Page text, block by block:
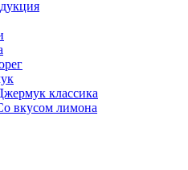
классика
вкусом лимона